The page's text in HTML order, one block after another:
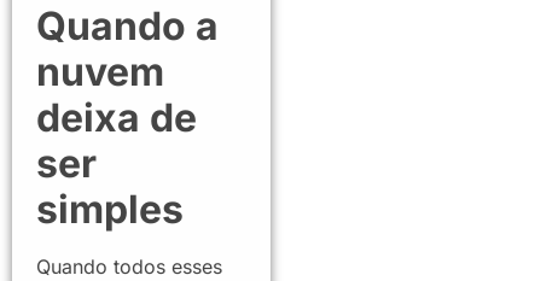
Quando a
nuvem
deixa de
ser
simples
Quando todos esses